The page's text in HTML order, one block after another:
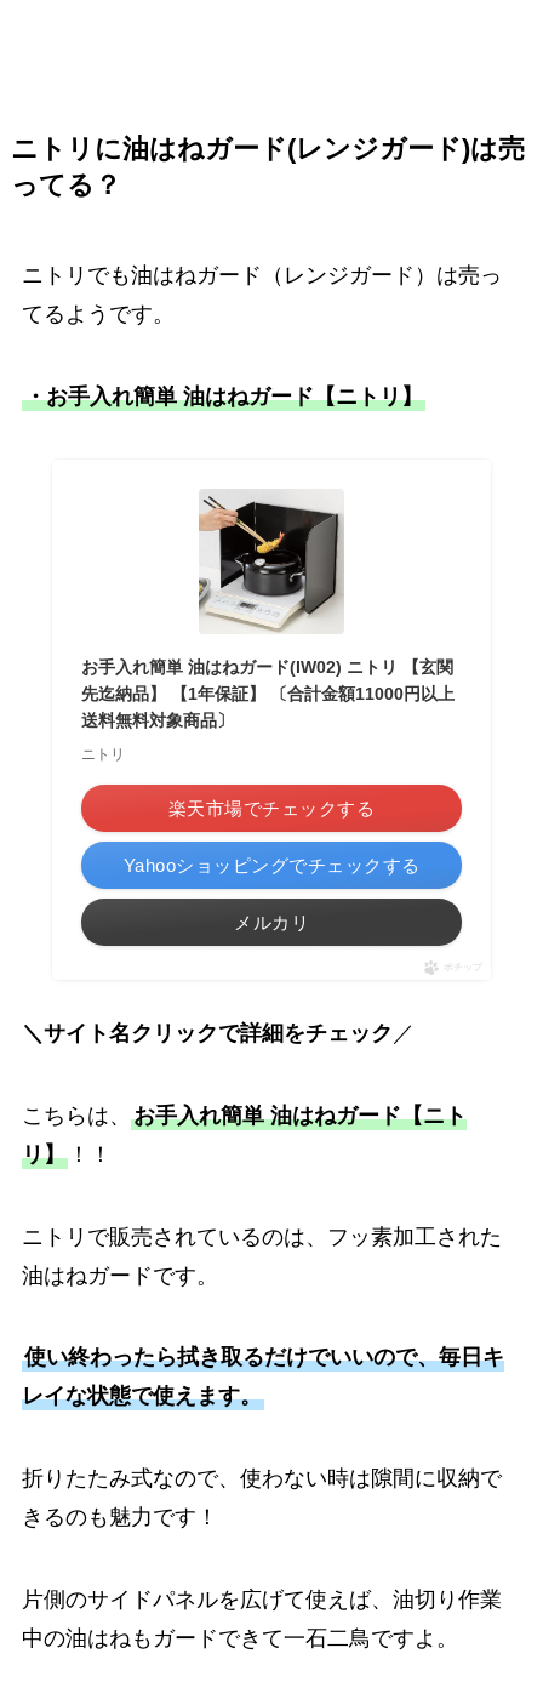
ニトリに油はねガード(レンジガード)は売
ってる？
ニトリでも油はねガード（レンジガード）は売っ
てるようです。
・お手入れ簡単 油はねガード【ニトリ】
お手入れ簡単 油はねガード(IW02) ニトリ 【玄関
先迄納品】 【1年保証】 〔合計金額11000円以上
送料無料対象商品〕
ニトリ
楽天市場でチェックする
Yahooショッピングでチェックする
メルカリ
ポチップ
＼サイト名クリックで詳細をチェック ／
こちらは、 お手入れ簡単 油はねガード【ニト
リ】！！
ニトリで販売されているのは、フッ素加工された
油はねガードです。
使い終わったら拭き取るだけでいいので、毎日キ
レイな状態で使えます。
折りたたみ式なので、使わない時は隙間に収納で
きるのも魅力です！
片側のサイドパネルを広げて使えば、油切り作業
中の油はねもガードできて一石二鳥ですよ。